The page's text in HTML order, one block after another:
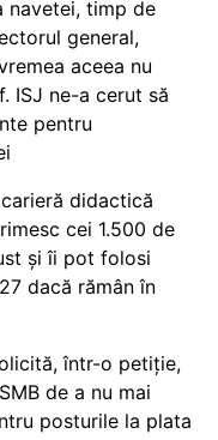
navetei, timp de
general,
aceea nu
ISJ ne-a cerut să
pentru
didactică
cei 1.500 de
și îi pot folosi
dacă rămân în
într-o petiție,
de a nu mai
posturile la plata